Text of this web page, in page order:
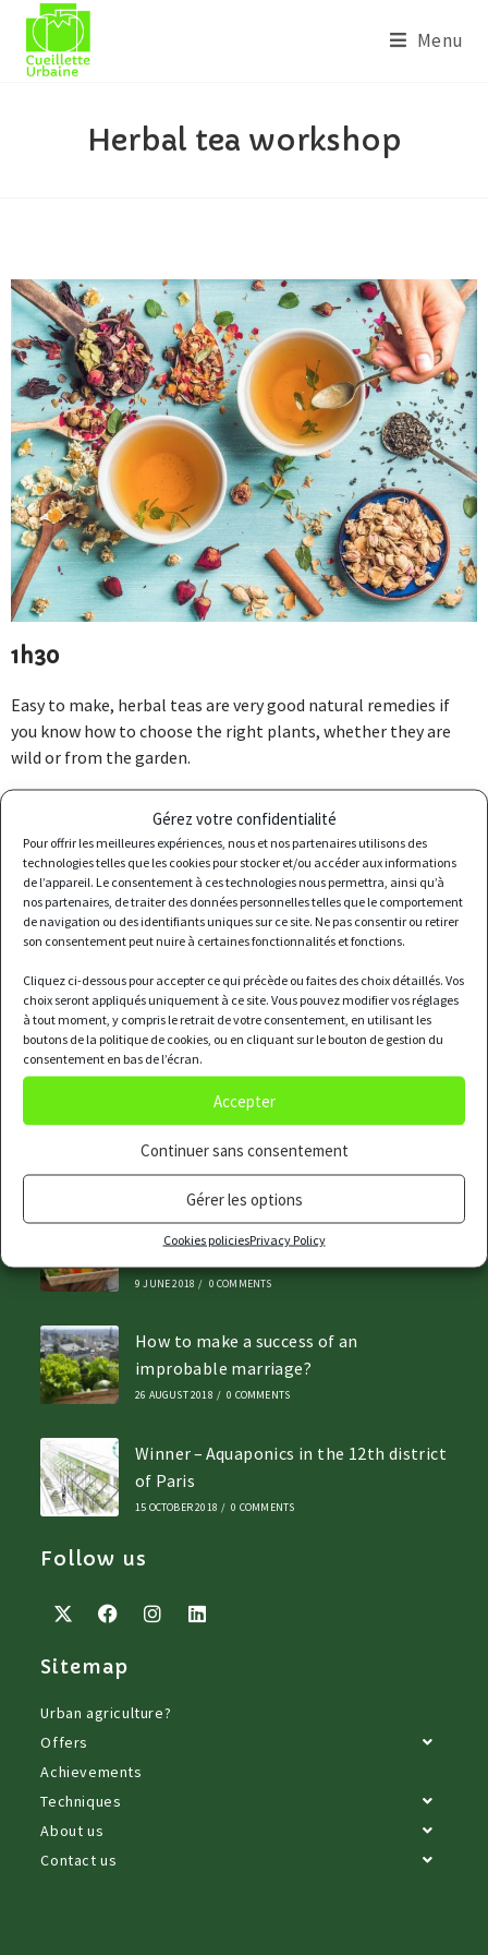
Gérez votre confidentialité
Pour offrir les meilleures expériences, nous et nos partenaires utilisons des
technologies telles que les cookies pour stocker et/ou accéder aux informations
de l’appareil. Le consentement à ces technologies nous permettra, ainsi qu’à
nos partenaires, de traiter des données personnelles telles que le comportement
de navigation ou des identifiants uniques sur ce site. Ne pas consentir ou retirer
son consentement peut nuire à certaines fonctionnalités et fonctions.
Cliquez ci-dessous pour accepter ce qui précède ou faites des choix détaillés. Vos
choix seront appliqués uniquement à ce site. Vous pouvez modifier vos réglages
à tout moment, y compris le retrait de votre consentement, en utilisant les
boutons de la politique de cookies, ou en cliquant sur le bouton de gestion du
consentement en bas de l’écran.
Accepter
Continuer sans consentement
Gérer les options
Cookies policiesPrivacy Policy
Menu
Herbal tea workshop
1h30
Easy to make, herbal teas are very good natural remedies if
you know how to choose the right plants, whether they are
wild or from the garden.
based on aromatics and other plants from the garden!
LET’S TALK ABOUT IT!
Contact us
info@cueilletteurbaine.com
80 rue des Haies, 75020 Paris
Recents posts
5 good reasons for a restaurant to have
9 JUNE 2018 / 0 COMMENTS
How to make a success of an
improbable marriage?
26 AUGUST 2018 / 0 COMMENTS
Winner – Aquaponics in the 12th district
of Paris
15 OCTOBER 2018 / 0 COMMENTS
Follow us
Sitemap
Urban agriculture?
Offers
Achievements
Techniques
About us
Contact us